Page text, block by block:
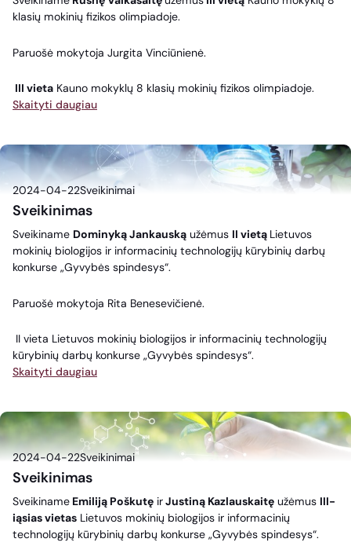
klasių mokinių fizikos olimpiadoje.
Paruošė mokytoja Jurgita Vinciūnienė.
III vieta Kauno mokyklų 8 klasių mokinių fizikos olimpiadoje.
Skaityti daugiau
2024-04-22Sveikinimai
Sveikinimas
Sveikiname Dominyką Jankauską užėmus II vietą Lietuvos
mokinių biologijos ir informacinių technologijų kūrybinių darbų
konkurse „Gyvybės spindesys“.
Paruošė mokytoja Rita Benesevičienė.
II vieta Lietuvos mokinių biologijos ir informacinių technologijų
kūrybinių darbų konkurse „Gyvybės spindesys“.
Skaityti daugiau
2024-04-22Sveikinimai
Sveikinimas
Sveikiname Emiliją Poškutę irJustiną Kazlauskaitę užėmus III-
iąsias vietas Lietuvos mokinių biologijos ir informacinių
technologijų kūrybinių darbų konkurse „Gyvybės spindesys“.